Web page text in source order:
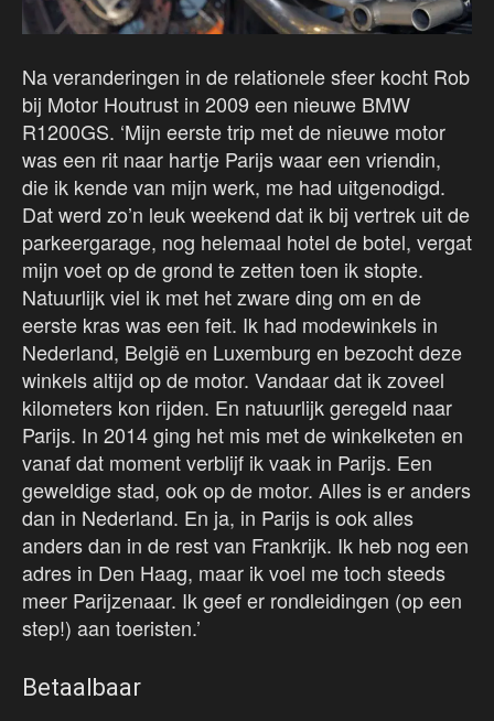
Na veranderingen in de relationele sfeer kocht Rob
bij Motor Houtrust in 2009 een nieuwe BMW
R1200GS. ‘Mijn eerste trip met de nieuwe motor
was een rit naar hartje Parijs waar een vriendin,
die ik kende van mijn werk, me had uitgenodigd.
Dat werd zo’n leuk weekend dat ik bij vertrek uit de
parkeergarage, nog helemaal hotel de botel, vergat
mijn voet op de grond te zetten toen ik stopte.
Natuurlijk viel ik met het zware ding om en de
eerste kras was een feit. Ik had modewinkels in
Nederland, België en Luxemburg en bezocht deze
winkels altijd op de motor. Vandaar dat ik zoveel
kilometers kon rijden. En natuurlijk geregeld naar
Parijs. In 2014 ging het mis met de winkelketen en
vanaf dat moment verblijf ik vaak in Parijs. Een
geweldige stad, ook op de motor. Alles is er anders
dan in Nederland. En ja, in Parijs is ook alles
anders dan in de rest van Frankrijk. Ik heb nog een
adres in Den Haag, maar ik voel me toch steeds
meer Parijzenaar. Ik geef er rondleidingen (op een
step!) aan toeristen.’
Betaalbaar